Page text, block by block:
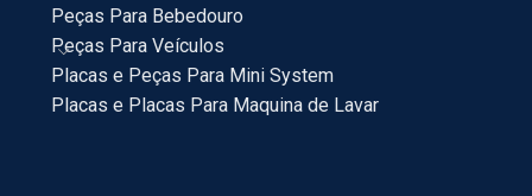
Peças Para Bebedouro
Peças Para Veículos
Placas e Peças Para Mini System
Placas e Placas Para Maquina de Lavar